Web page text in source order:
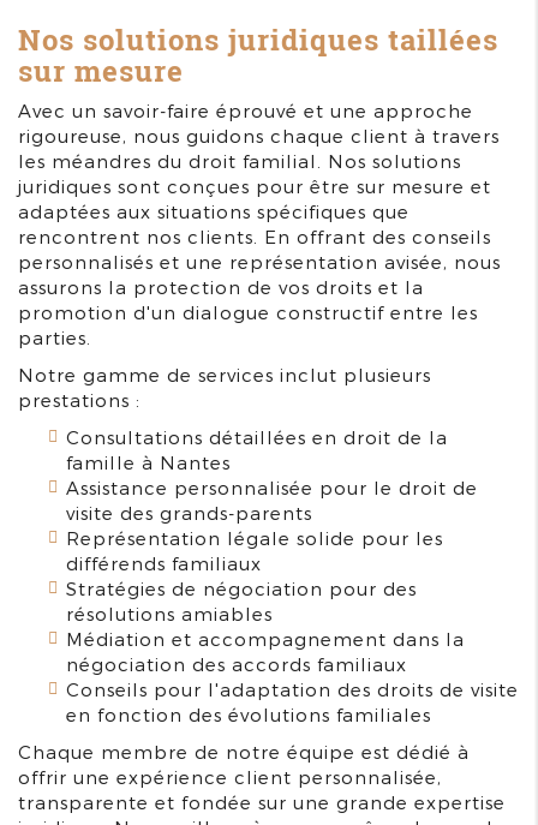
Nos solutions juridiques taillées
sur mesure
Avec un savoir-faire éprouvé et une approche
rigoureuse, nous guidons chaque client à travers
les méandres du droit familial. Nos solutions
juridiques sont conçues pour être sur mesure et
adaptées aux situations spécifiques que
rencontrent nos clients. En offrant des conseils
personnalisés et une représentation avisée, nous
assurons la protection de vos droits et la
promotion d'un dialogue constructif entre les
parties.
Notre gamme de services inclut plusieurs
prestations :
Consultations détaillées en droit de la
famille à Nantes
Assistance personnalisée pour le droit de
visite des grands-parents
Représentation légale solide pour les
différends familiaux
Stratégies de négociation pour des
résolutions amiables
Médiation et accompagnement dans la
négociation des accords familiaux
Conseils pour l'adaptation des droits de visite
en fonction des évolutions familiales
Chaque membre de notre équipe est dédié à
offrir une expérience client personnalisée,
transparente et fondée sur une grande expertise